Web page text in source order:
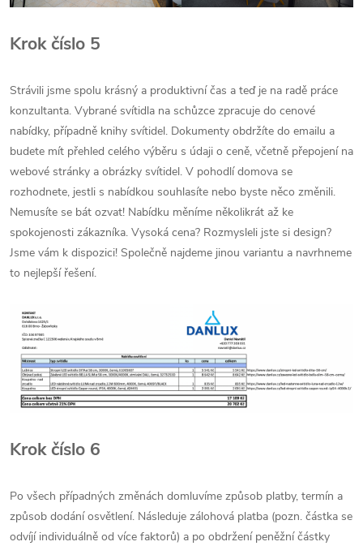
Krok číslo 5
Strávili jsme spolu krásný a produktivní čas a teď je na radě práce
konzultanta. Vybrané svítidla na schůzce zpracuje do cenové
nabídky, případně knihy svítidel. Dokumenty obdržíte do emailu a
budete mít přehled celého výběru s údaji o ceně, včetně přepojení na
webové stránky a obrázky svítidel. V pohodlí domova se
rozhodnete, jestli s nabídkou souhlasíte nebo byste něco změnili.
Nemusíte se bát ozvat! Nabídku měníme několikrát až ke
spokojenosti zákazníka. Vysoká cena? Rozmysleli jste si design?
Jsme vám k dispozici! Společně najdeme jinou variantu a navrhneme
to nejlepší řešení.
Krok číslo 6
Po všech případných změnách domluvíme způsob platby, termín a
způsob dodání osvětlení. Následuje zálohová platba (pozn. částka se
odvíjí individuálně od více faktorů) a po obdržení peněžní částky